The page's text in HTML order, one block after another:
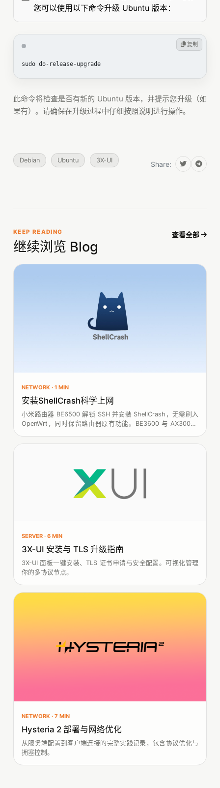
您可以使用以下命令升级 Ubuntu 版本：
sudo do-release-upgrade
复制
此命令将检查是否有新的 Ubuntu 版本，并提示您升级（如
果有）。请确保在升级过程中仔细按照说明进行操作。
Debian Ubuntu 3X-UI Share:
KEEP READING
继续浏览 Blog
查看全部
NETWORK · 1 MIN
安装ShellCrash科学上网
小米路由器 BE6500 解锁 SSH 并安装 ShellCrash，无需刷入
OpenWrt，同时保留路由器原有功能。BE3600 与 AX3000T
SERVER · 6 MIN
3X-UI 安装与 TLS 升级指南
3X-UI 面板一键安装、TLS 证书申请与安全配置。可视化管理
你的多协议节点。
NETWORK · 7 MIN
Hysteria 2 部署与网络优化
从服务端配置到客户端连接的完整实践记录，包含协议优化与
拥塞控制。